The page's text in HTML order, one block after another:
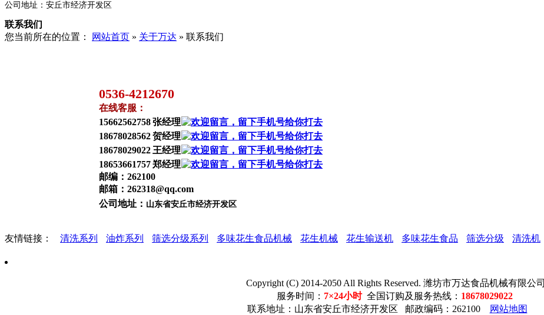
公司地址：安丘市经济开发区
联系我们
您当前所在的位置：
网站首页 » 关于万达 » 联系我们
0536-4212670
在线客服：
15662562758张经理
18678028562贺经理
18678029022 王经理
18653661757郑经理
邮编：262100
邮箱：262318@qq.com
公司地址： 山东省安丘市经济开发区
友情链接： 清洗系列 油炸系列 筛选分级系列 多味花生食品机械 花生机械 花生输送机 多味花生食品 筛选分级 清洗机
Copyright (C) 2014-2050 All Rights Reserved. 潍坊市万达食品机械有限公司
服务时间： 7×24小时全国订购及服务热线： 18678029022
联系地址：山东省安丘市经济开发区 邮政编码：262100
网站地图